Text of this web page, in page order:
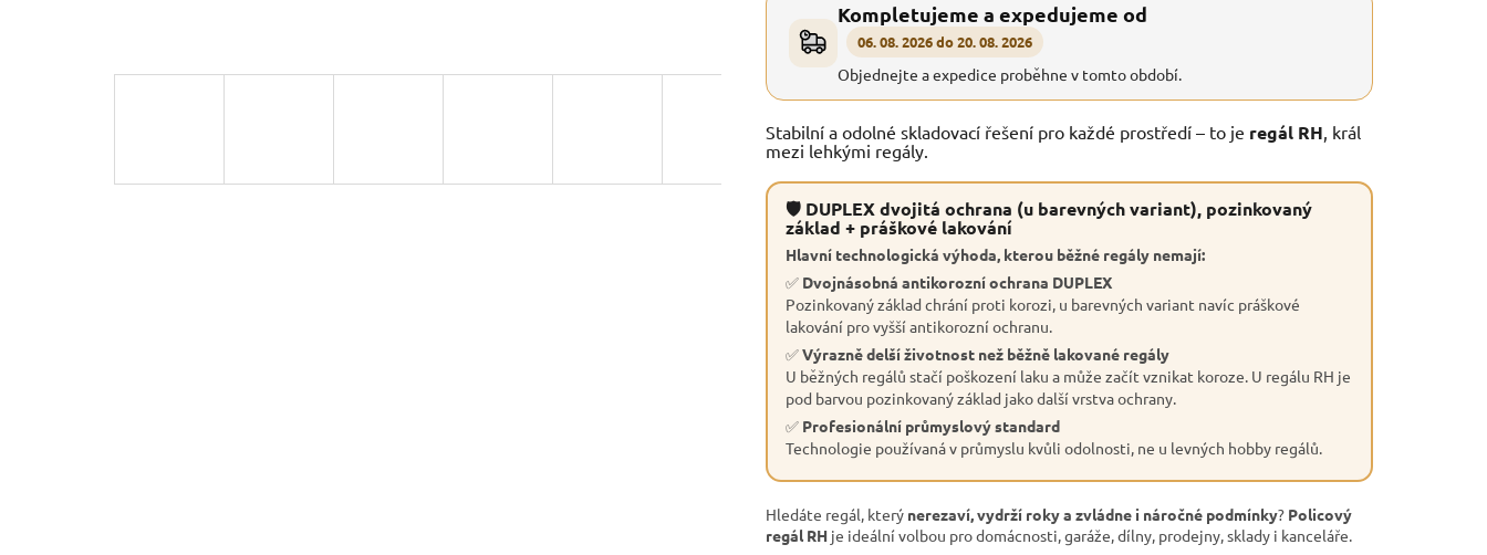
Kompletujeme a expedujeme od
06. 08. 2026 do 20. 08. 2026
Objednejte a expedice proběhne v tomto období.
Stabilní a odolné skladovací řešení pro každé prostředí – to je regál RH, král
mezi lehkými regály.
🛡 DUPLEX dvojitá ochrana (u barevných variant), pozinkovaný
základ + práškové lakování
Hlavní technologická výhoda, kterou běžné regály nemají:
✅ Dvojnásobná antikorozní ochrana DUPLEX
Pozinkovaný základ chrání proti korozi, u barevných variant navíc práškové
lakování pro vyšší antikorozní ochranu.
✅Výrazně delší životnost než běžně lakované regály
U běžných regálů stačí poškození laku a může začít vznikat koroze. U regálu RH je
pod barvou pozinkovaný základ jako další vrstva ochrany.
✅ Profesionální průmyslový standard
Technologie používaná v průmyslu kvůli odolnosti, ne u levných hobby regálů.
Hledáte regál, který nerezaví, vydrží roky a zvládne i náročné podmínky? Policový
regál RH je ideální volbou pro domácnosti, garáže, dílny, prodejny, sklady i kanceláře.